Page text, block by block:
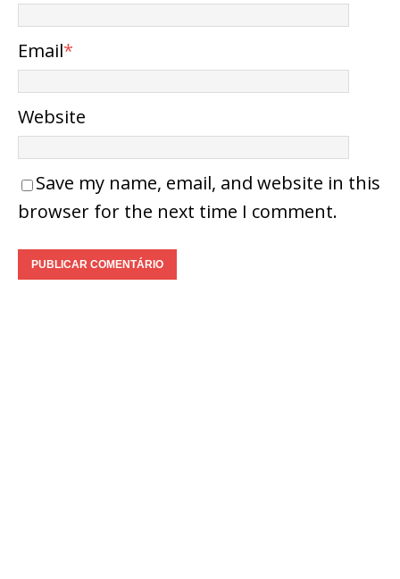
Email*
Website
Save my name, email, and website in this
browser for the next time I comment.